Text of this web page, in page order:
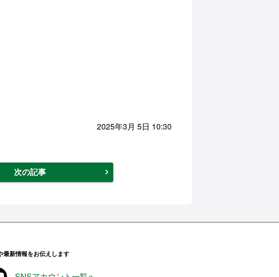
2025年3月 5日 10:30
次の記事
最新情報をお伝えします
ズ公式ファンページ
@Hands_official_
@tokyuhandsinc
youtube